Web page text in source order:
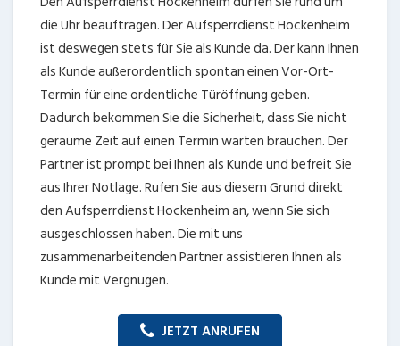
die Uhr beauftragen. Der Aufsperrdienst Hockenheim
ist deswegen stets für Sie als Kunde da. Der kann Ihnen
als Kunde außerordentlich spontan einen Vor-Ort-
Termin für eine ordentliche Türöffnung geben.
Dadurch bekommen Sie die Sicherheit, dass Sie nicht
geraume Zeit auf einen Termin warten brauchen. Der
Partner ist prompt bei Ihnen als Kunde und befreit Sie
aus Ihrer Notlage. Rufen Sie aus diesem Grund direkt
den Aufsperrdienst Hockenheim an, wenn Sie sich
ausgeschlossen haben. Die mit uns
zusammenarbeitenden Partner assistieren Ihnen als
Kunde mit Vergnügen.
JETZT ANRUFEN